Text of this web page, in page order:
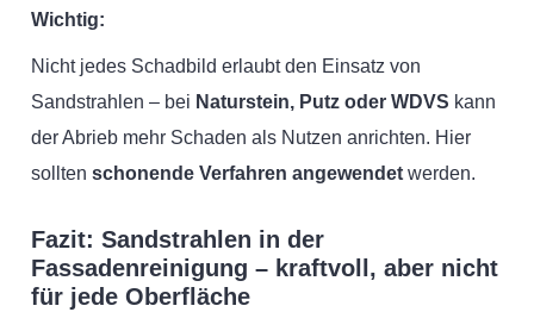
Wichtig:
Nicht jedes Schadbild erlaubt den Einsatz von
Sandstrahlen – bei Naturstein, Putz oder WDVS kann
der Abrieb mehr Schaden als Nutzen anrichten. Hier
sollten schonende Verfahren angewendet werden.
Fazit: Sandstrahlen in der
Fassadenreinigung – kraftvoll, aber nicht
für jede Oberfläche